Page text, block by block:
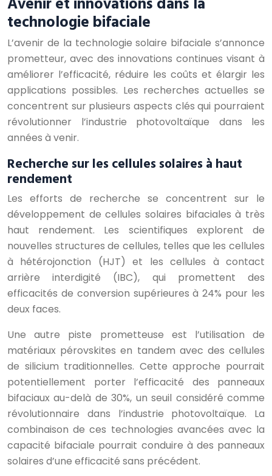
technologie bifaciale
L’avenir de la technologie solaire bifaciale s’annonce
prometteur, avec des innovations continues visant à
améliorer l’efficacité, réduire les coûts et élargir les
applications possibles. Les recherches actuelles se
concentrent sur plusieurs aspects clés qui pourraient
révolutionner l’industrie photovoltaïque dans les
années à venir.
Recherche sur les cellules solaires à haut
rendement
Les efforts de recherche se concentrent sur le
développement de cellules solaires bifaciales à très
haut rendement. Les scientifiques explorent de
nouvelles structures de cellules, telles que les cellules
à hétérojonction (HJT) et les cellules à contact
arrière interdigité (IBC), qui promettent des
efficacités de conversion supérieures à 24% pour les
deux faces.
Une autre piste prometteuse est l’utilisation de
matériaux pérovskites en tandem avec des cellules
de silicium traditionnelles. Cette approche pourrait
potentiellement porter l’efficacité des panneaux
bifaciaux au-delà de 30%, un seuil considéré comme
révolutionnaire dans l’industrie photovoltaïque. La
combinaison de ces technologies avancées avec la
capacité bifaciale pourrait conduire à des panneaux
solaires d’une efficacité sans précédent.